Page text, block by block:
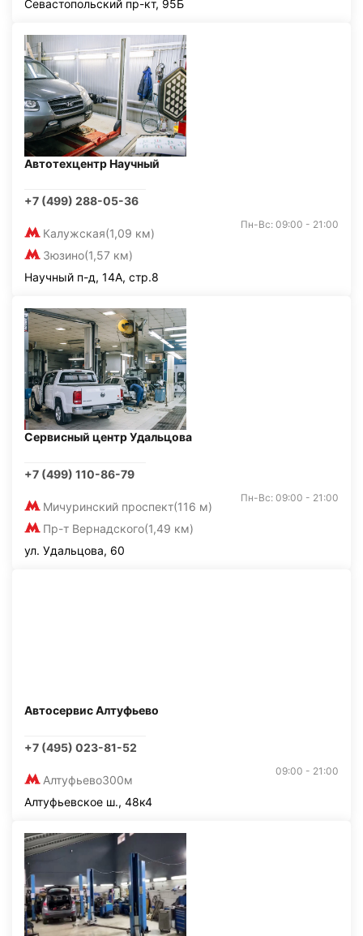
Севастопольский пр-кт, 95Б
Автотехцентр Научный
+7 (499) 288-05-36
Калужская(1,09 км)
Зюзино(1,57 км)
Пн-Вс: 09:00 - 21:00
Научный п-д, 14А, стр.8
Сервисный центр Удальцова
+7 (499) 110-86-79
Мичуринский проспект(116 м)
Пр-т Вернадского(1,49 км)
Пн-Вс: 09:00 - 21:00
ул. Удальцова, 60
Автосервис Алтуфьево
+7 (495) 023-81-52
Алтуфьево300м
09:00 - 21:00
Алтуфьевское ш., 48к4